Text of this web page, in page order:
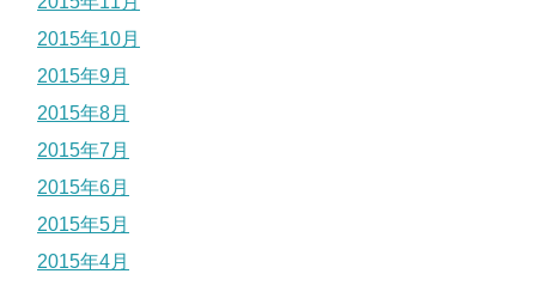
2015年10月
2015年9月
2015年8月
2015年7月
2015年6月
2015年5月
2015年4月